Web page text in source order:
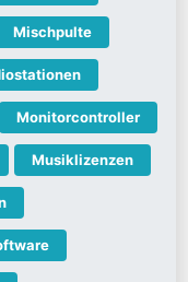
Mischpulte
Monitorcontroller
Musiklizenzen